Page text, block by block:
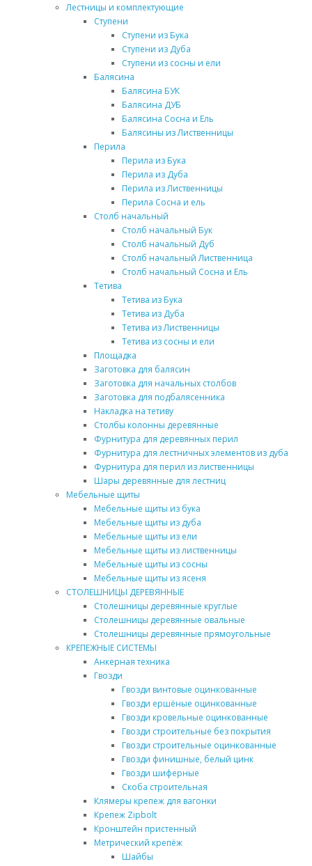
Лестницы и комплектующие
Ступени
Ступени из Бука
Ступени из Дуба
Ступени из сосны и ели
Балясина
Балясина БУК
Балясина ДУБ
Балясина Сосна и Ель
Балясины из Лиственницы
Перила
Перила из Бука
Перила из Дуба
Перила из Лиственницы
Перила Сосна и ель
Столб начальный
Столб начальный Бук
Столб начальный Дуб
Столб начальный Лиственница
Столб начальный Сосна и Ель
Тетива
Тетива из Бука
Тетива из Дуба
Тетива из Лиственницы
Тетива из сосны и ели
Площадка
Заготовка для балясин
Заготовка для начальных столбов
Заготовка для подбалясенника
Накладка на тетиву
Столбы колонны деревянные
Фурнитура для деревянных перил
Фурнитура для лестничных элементов из дуба
Фурнитура для перил из лиственницы
Шары деревянные для лестниц
Мебельные щиты
Мебельные щиты из бука
Мебельные щиты из дуба
Мебельные щиты из ели
Мебельные щиты из лиственницы
Мебельные щиты из сосны
Мебельные щиты из ясеня
СТОЛЕШНИЦЫ ДЕРЕВЯННЫЕ
Столешницы деревянные круглые
Столешницы деревянные овальные
Столешницы деревянные прямоугольные
КРЕПЕЖНЫЕ СИСТЕМЫ
Анкерная техника
Гвозди
Гвозди винтовые оцинкованные
Гвозди ершёные оцинкованные
Гвозди кровельные оцинкованные
Гвозди строительные без покрытия
Гвозди строительные оцинкованные
Гвозди финишные, белый цинк
Гвозди шиферные
Скоба строительная
Клямеры крепеж для вагонки
Крепеж Zipbolt
Кронштейн пристенный
Метрический крепёж
Шайбы